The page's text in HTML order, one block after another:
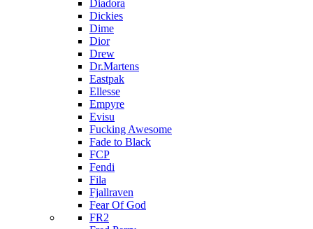
Diadora
Dickies
Dime
Dior
Drew
Dr.Martens
Eastpak
Ellesse
Empyre
Evisu
Fucking Awesome
Fade to Black
FCP
Fendi
Fila
Fjallraven
Fear Of God
FR2